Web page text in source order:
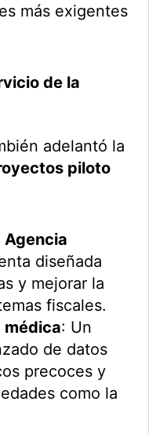
más exigentes
de la
adelantó la
piloto
diseñada
y mejorar la
fiscales.
médica: Un
de datos
precoces y
como la